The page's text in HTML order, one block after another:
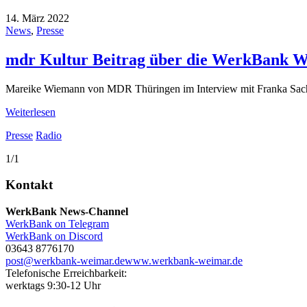
14. März 2022
News, Presse
mdr Kultur Beitrag über die WerkBank
Mareike Wiemann von MDR Thüringen im Interview mit Franka
Weiterlesen
Presse Radio
1/1
Kontakt
WerkBank News-Channel
WerkBank on Telegram
WerkBank on Discord
03643 8776170
post@werkbank-weimar.dewww.werkbank-weimar.de
Telefonische Erreichbarkeit:
werktags 9:30-12 Uhr